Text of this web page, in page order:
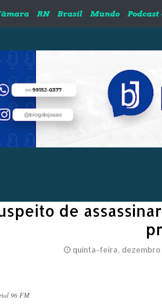
RN Brasil Mundo Podcast
de
quinta-feira, dezembro
96 FM